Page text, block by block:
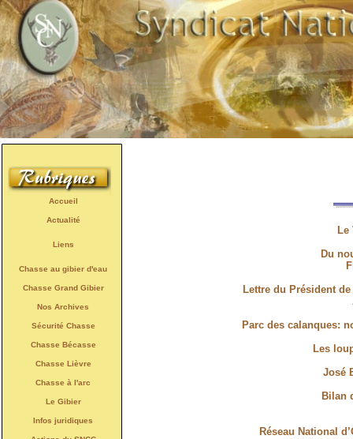
Accueil
Actualité
Liens
Chasse au gibier d'eau
Chasse Grand Gibier
Nos Archives
Sécurité Chasse
Chasse Bécasse
Chasse Lièvre
Chasse à l'arc
Le Gibier
Infos juridiques
Le
Du
Lettre du Président
Parc des calanques:
Les
José
Bilan
Réseau National